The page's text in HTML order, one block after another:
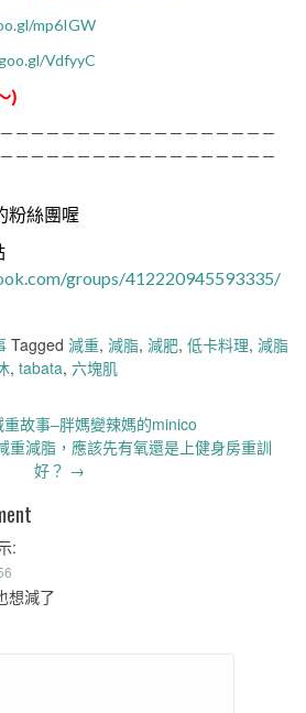
mp6IGW
VdfyyC
)
－－－－－－－－－－－－－－－－－
－－－－－－－－－－－－－－－－－
粉絲團喔
groups/412220945593335/
Tagged 減重, 減脂, 減肥, 低卡料理, 減脂
, tabata, 六塊肌
故事–胖媽變辣媽的minico
重減脂，應該先有氧還是上健身房重訓
好？ →
:
想減了